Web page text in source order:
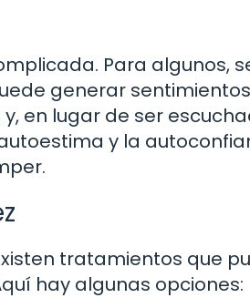
Para algunos,
generar
en lugar de ser
y la
tratamientos que
hay algunas opciones: